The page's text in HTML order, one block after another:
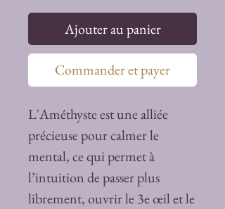
Ajouter au panier
Commander et payer
L'Améthyste est une alliée
précieuse pour calmer le
mental, ce qui permet à
l’intuition de passer plus
librement, ouvrir le 3e œil et le